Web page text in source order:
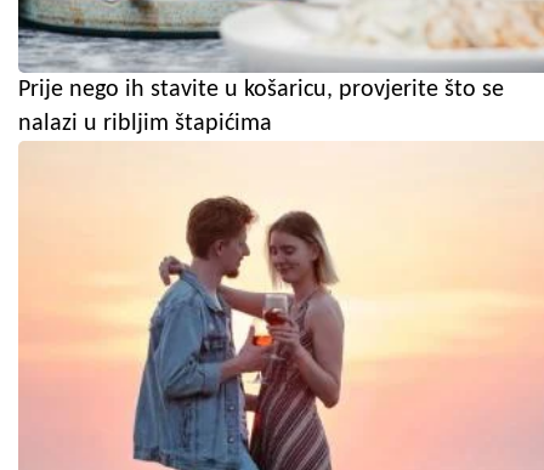
Prije nego ih stavite u košaricu, provjerite što se
nalazi u ribljim štapićima